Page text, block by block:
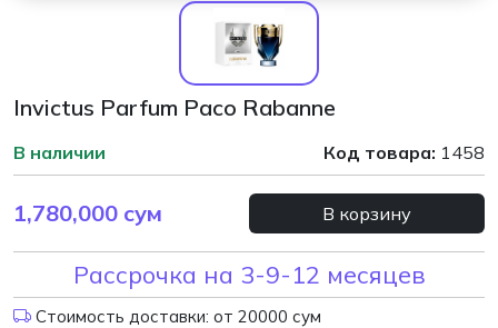
Invictus Parfum Paco Rabanne
В наличии Код товара: 1458
1,780,000 сум В корзину
Рассрочка на 3-9-12 месяцев
Стоимость доставки: от 20000 сум